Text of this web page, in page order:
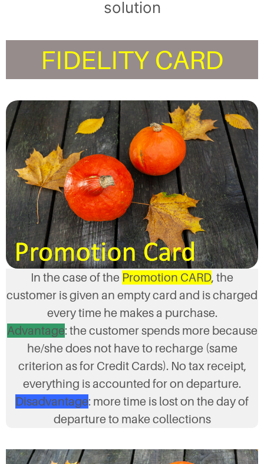
solution
FIDELITY CARD
In the case of the Promotion CARD, the
customer is given an empty card and is charged
every time he makes a purchase.
Advantage: the customer spends more because
he/she does not have to recharge (same
criterion as for Credit Cards). No tax receipt,
everything is accounted for on departure.
Disadvantage: more time is lost on the day of
departure to make collections